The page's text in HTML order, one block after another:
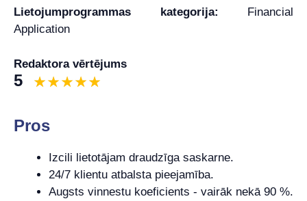
Lietojumprogrammas kategorija: Financial
Application
Redaktora vērtējums
5
Pros
Izcili lietotājam draudzīga saskarne.
24/7 klientu atbalsta pieejamība.
Augsts vinnestu koeficients - vairāk nekā 90 %.